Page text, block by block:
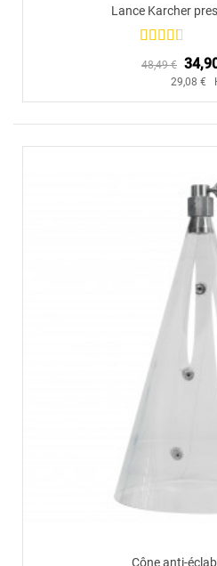
Lance Karcher
48,49 €
29,08 €
Cône anti-